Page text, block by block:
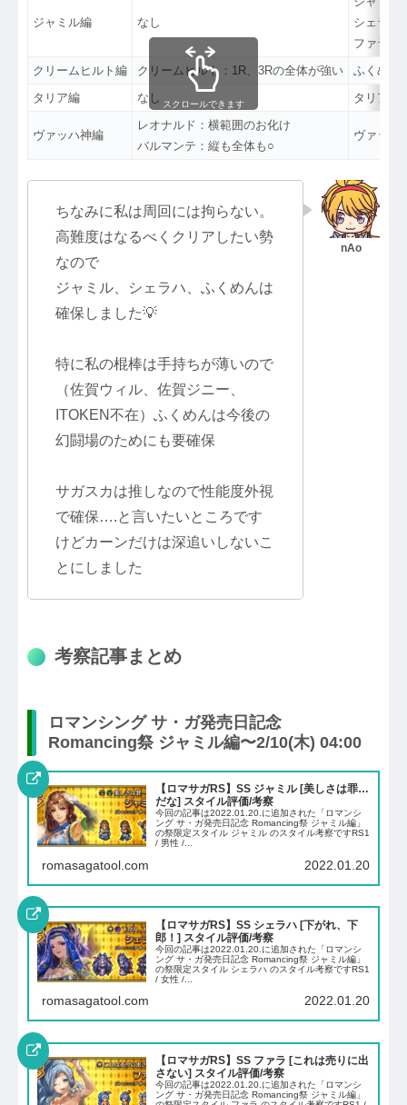
ジャミル編 なし
シェラハ
ファラ：
クリームヒルト編
クリームヒルト：1R、3Rの全体が強い
ふくめん
タリア編
なし タリア：
ヴァッハ神編
レオナルド：横範囲のお化け
バルマンテ：縦も全体も○
ヴァッハ
スクロールできます
ちなみに私は周回には拘らない。
高難度はなるべくクリアしたい勢
なので
ジャミル、シェラハ、ふくめんは
確保しました💡
特に私の棍棒は手持ちが薄いので
（佐賀ウィル、佐賀ジニー、
ITOKEN不在）ふくめんは今後の
幻闘場のためにも要確保
サガスカは推しなので性能度外視
で確保….と言いたいところです
けどカーンだけは深追いしないこ
とにしました
考察記事まとめ
ロマンシング サ・ガ発売日記念
Romancing祭 ジャミル編〜2/10(木) 04:00
【ロマサガRS】SS ジャミル [美しさは罪…
だな] スタイル評価/考察
今回の記事は2022.01.20.に追加された「ロマンシ
ング サ・ガ発売日記念 Romancing祭 ジャミル編」
の祭限定スタイル ジャミル のスタイル考察ですRS1
/ 男性 /...
romasagatool.com 2022.01.20
【ロマサガRS】SS シェラハ [下がれ、下
郎！] スタイル評価/考察
今回の記事は2022.01.20.に追加された「ロマンシ
ング サ・ガ発売日記念 Romancing祭 ジャミル編」
の祭限定スタイル シェラハ のスタイル考察ですRS1
/ 女性 /...
romasagatool.com 2022.01.20
【ロマサガRS】SS ファラ [これは売りに出
さない] スタイル評価/考察
今回の記事は2022.01.20.に追加された「ロマンシ
ング サ・ガ発売日記念 Romancing祭 ジャミル編」